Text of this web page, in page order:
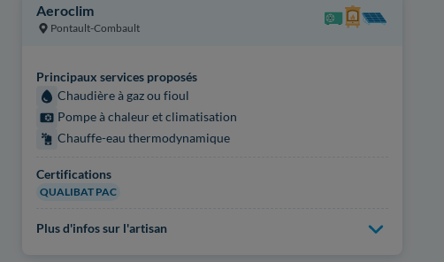
Aeroclim
Pontault-Combault
Principaux services proposés
Chaudière à gaz ou fioul
Pompe à chaleur et climatisation
Chauffe-eau thermodynamique
Certifications
QUALIBAT PAC
Plus d'infos sur l'artisan